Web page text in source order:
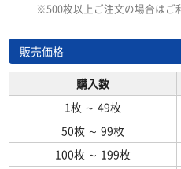
※500枚以上ご注文の場合はご
販売価格
購入数
1枚 ～ 49枚
50枚 ～ 99枚
100枚 ～ 199枚